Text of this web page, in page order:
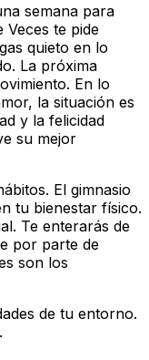
semana para
Veces te pide
quieto en lo
La próxima
En lo
la situación es
y la felicidad
su mejor
El gimnasio
tu bienestar físico.
Te enterarás de
por parte de
son los
de tu entorno.